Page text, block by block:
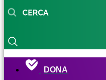
DONA